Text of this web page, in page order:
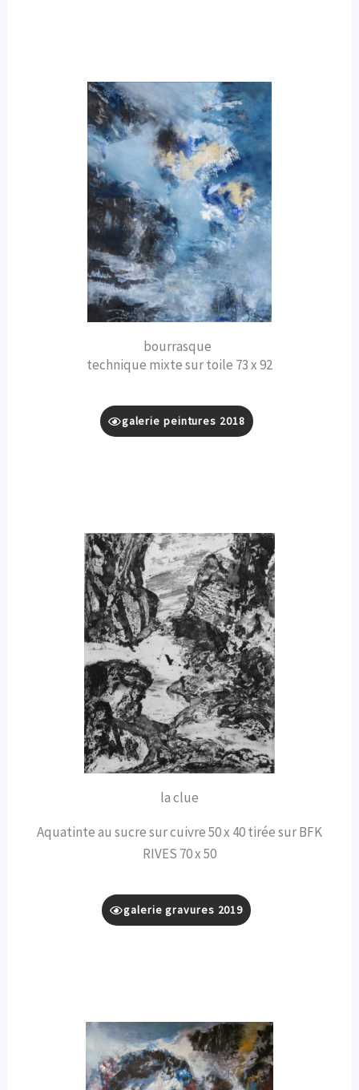
bourrasque
technique mixte sur toile 73 x 92
galerie peintures 2018
la clue
Aquatinte au sucre sur cuivre 50 x 40 tirée sur BFK
RIVES 70 x 50
galerie gravures 2019